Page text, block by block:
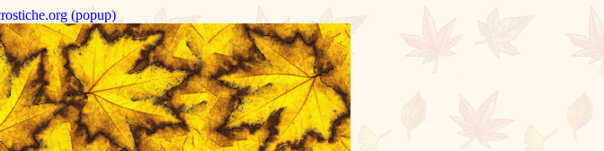
(popup)